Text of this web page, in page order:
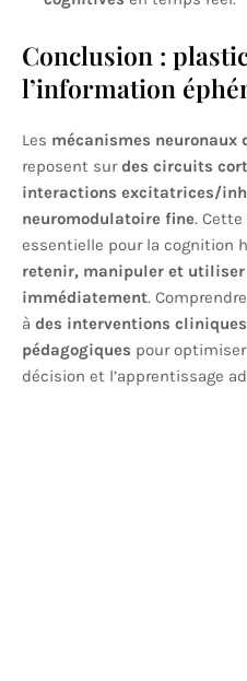
Conclusion :
l’information
Les mécanismes neuronaux
reposent surdes circuits
interactions excitatrices/
neuromodulatoire fine.
essentielle pour la cognition
retenir, manipuler et
immédiatement.
à des interventions
pédagogiques pour
décision et l’apprentissage